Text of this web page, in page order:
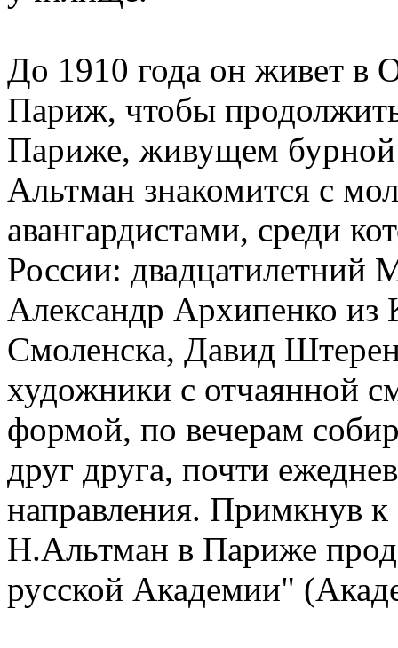
До 1910 года он живет в
Париж, чтобы
Париже, живущем
Альтман знакомится с
авангардистами, среди
России: двадцатилетний
Александр Архипенко
Смоленска, Давид
художники с отчаянной
формой, по вечерам
друг друга, почти
направления. Примкнув
Н.Альтман в Париже
русской Академии"